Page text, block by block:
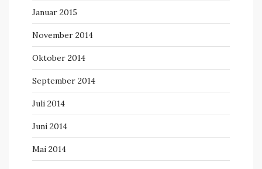
Januar 2015
November 2014
Oktober 2014
September 2014
Juli 2014
Juni 2014
Mai 2014